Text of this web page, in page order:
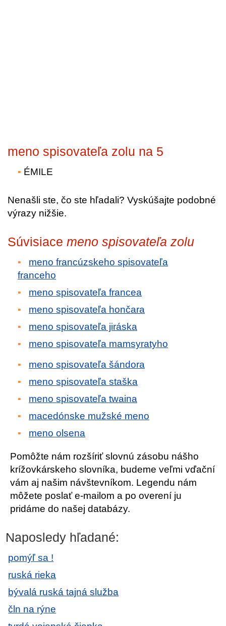
meno spisovateľa zolu na 5
ÉMILE
Nenašli ste, čo ste hľadali? Vyskúšajte podobné
výrazy nižšie.
Súvisiace meno spisovateľa zolu
meno francúzskeho spisovateľa
franceho
meno spisovateľa francea
meno spisovateľa hončara
meno spisovateľa jiráska
meno spisovateľa mamsyratyho
meno spisovateľa šándora
meno spisovateľa staška
meno spisovateľa twaina
macedónske mužské meno
meno olsena
Pomôžte nám rozšíriť slovnú zásobu nášho
krížovkárskeho slovníka, budeme veľmi vďační
vám aj našim návštevníkom. Legendu nám
môžete poslať e-mailom a po overení ju
pridáme do našej databázy.
Naposledy hľadané:
pomýľ sa !
ruská rieka
bývalá ruská tajná služba
čln na rýne